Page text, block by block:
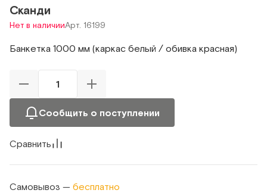
Сканди
Нет в наличииАрт. 16199
Банкетка 1000 мм (каркас белый / обивка красная)
Сообщить о поступлении
Сравнить
Самовывоз — бесплатно